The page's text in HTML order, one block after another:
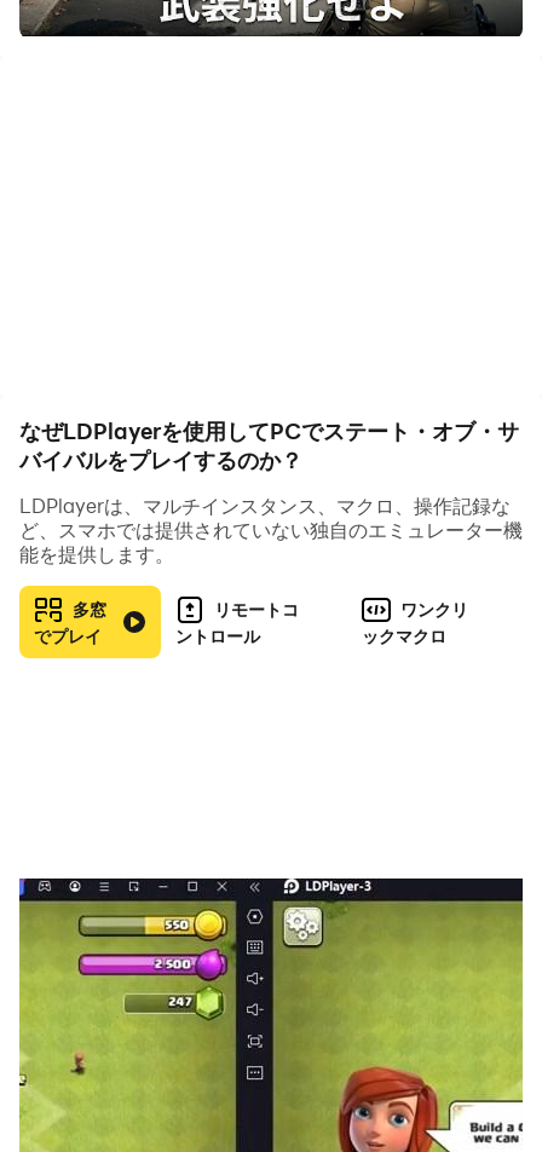
バルをダウンロードしてプレイを始めましょう！
界では、都市や文明は崩壊し、政府や軍の権威は地に落ち
ている。しかし、勇敢な生存者たちは、人類に代わり、支
配者となったアンデッドから故郷を取り戻そうと必死に抗
っている。
この荒廃した世界で、仲間を見つけ共に生きるのか、ある
いは、弱者から物資を奪い取るのか...いずれにしても、生
き延びるためには、あらゆる手立てを尽くさなくてはなら
ない。それは決して楽な道のりではない。アンデッドの恐
かも知れない。しかし、背後には常に注意せよ。以前の世
界ほど、人々は友好的ではないのだから…
▼人気声優がキャラクターボイスを担当
日本版のオリジナルシナリオでは、豪華声優陣がキャラク
ターボイスを担当！
七海（CV：上坂すみれ）
華夜（CV：花澤香菜）
なぜLDPlayerを使用してPCでステート・オブ・サ
バイバルをプレイするのか？
LDPlayerは、マルチインスタンス、マクロ、操作記録な
ど、スマホでは提供されていない独自のエミュレーター機
能を提供します。
多窓
でプレイ
リモートコ
ントロール
ワンクリ
ックマクロ